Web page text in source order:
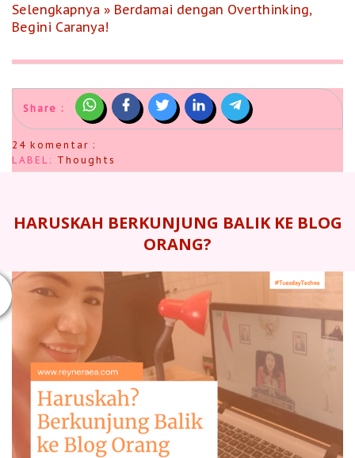
Selengkapnya » Berdamai dengan Overthinking,
Begini Caranya!
Share :
24 komentar :
LABEL: Thoughts
HARUSKAH BERKUNJUNG BALIK KE BLOG
ORANG?